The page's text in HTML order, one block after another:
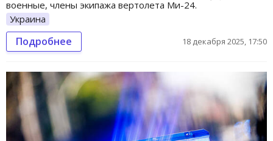
военные, члены экипажа вертолета Ми-24.
Украина
Подробнее 18 декабря 2025, 17:50